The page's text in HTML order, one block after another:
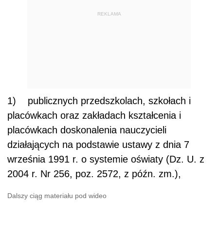
REKLAMA
1) publicznych przedszkolach, szkołach i
placówkach oraz zakładach kształcenia i
placówkach doskonalenia nauczycieli
działających na podstawie ustawy z dnia 7
września 1991 r. o systemie oświaty (Dz. U. z
2004 r. Nr 256, poz. 2572, z późn. zm.),
Dalszy ciąg materiału pod wideo